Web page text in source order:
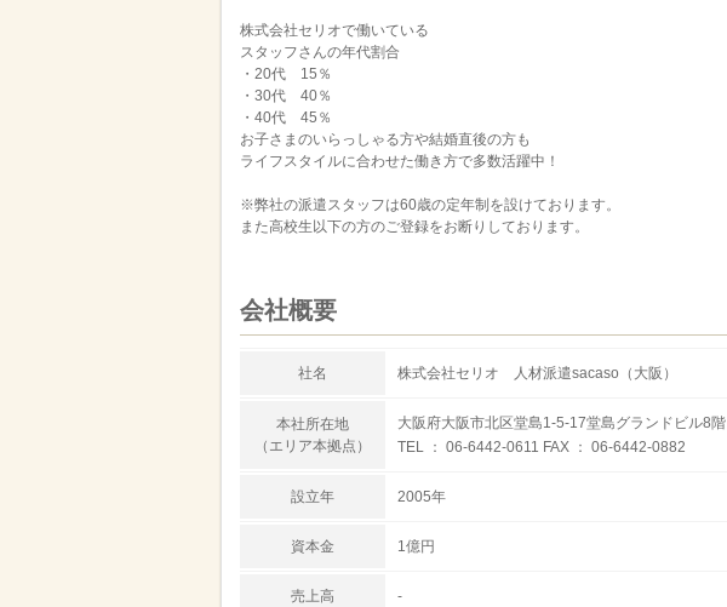
株式会社セリオで働いている
スタッフさんの年代割合
・20代 15％
・30代 40％
・40代 45％
お子さまのいらっしゃる方や結婚直後の方も
ライフスタイルに合わせた働き方で多数活躍中！
※弊社の派遣スタッフは60歳の定年制を設けております。
また高校生以下の方のご登録をお断りしております。
会社概要
社名 株式会社セリオ 人材派遣sacaso（大阪）
本社所在地
（エリア本拠点）
大阪府大阪市北区堂島1-5-17堂島グランドビル8階
TEL ： 06-6442-0611 FAX ： 06-6442-0882
設立年 2005年
資本金 1億円
売上高 -